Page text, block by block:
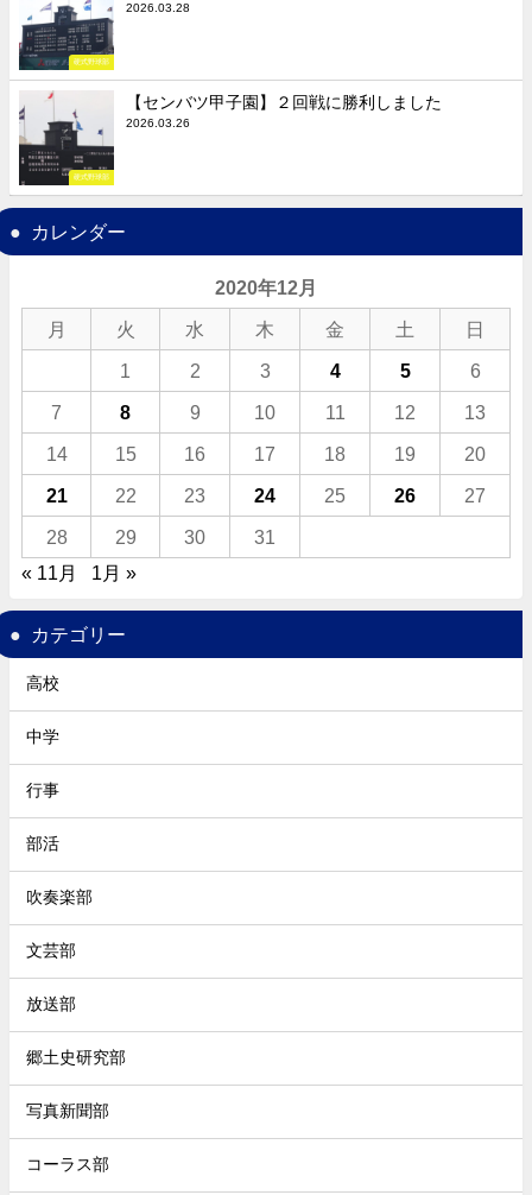
硬式野球部
2026.03.28
硬式野球部
【センバツ甲子園】２回戦に勝利しました
2026.03.26
カレンダー
2020年12月
月 火 水 木 金 土 日
1 2 3 4 5 6
7 8 9 10 11 12 13
14 15 16 17 18 19 20
21 22 23 24 25 26 27
28 29 30
31
« 11月
1月 »
カテゴリー
高校
中学
行事
部活
吹奏楽部
文芸部
放送部
郷土史研究部
写真新聞部
コーラス部